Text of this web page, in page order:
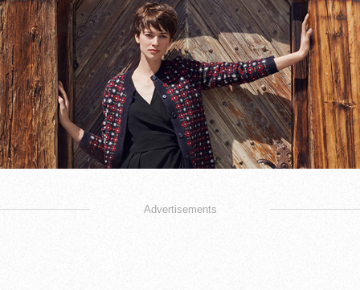
Advertisements